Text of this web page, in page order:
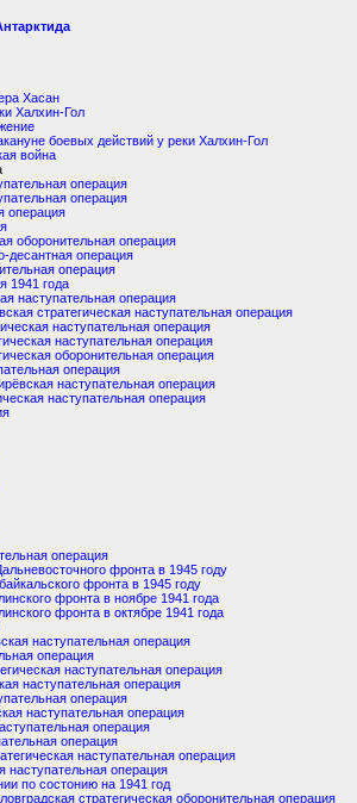
Хасан
Халхин-Гол
боевых действий у реки Халхин-Гол
война
операция
операция
операция
оборонительная операция
десантная операция
операция
1941 года
наступательная операция
стратегическая наступательная операция
наступательная операция
наступательная операция
оборонительная операция
операция
наступательная операция
наступательная операция
операция
фронта в 1945 году
фронта в 1945 году
фронта в ноябре 1941 года
фронта в октябре 1941 года
наступательная операция
операция
наступательная операция
наступательная операция
операция
наступательная операция
операция
операция
наступательная операция
наступательная операция
по состонию на 1941 год
стратегическая оборонительная операция